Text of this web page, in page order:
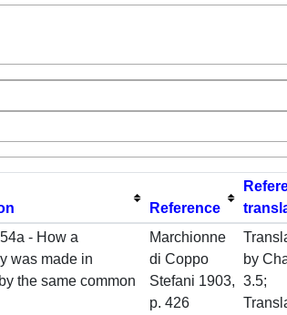
Reference
- How a
was made in
the same common
Marchionne
di Coppo
Stefani 1903,
p. 426
by
3.5;